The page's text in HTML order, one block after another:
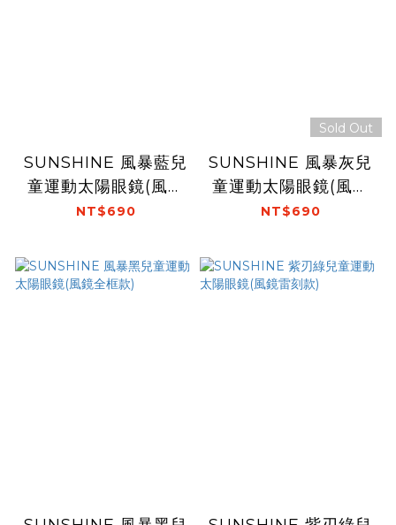
SUNSHINE 風暴藍兒
童運動太陽眼鏡(風鏡
全框款)
NT$690
Sold Out
SUNSHINE 風暴灰兒
童運動太陽眼鏡(風鏡
全框款)
NT$690